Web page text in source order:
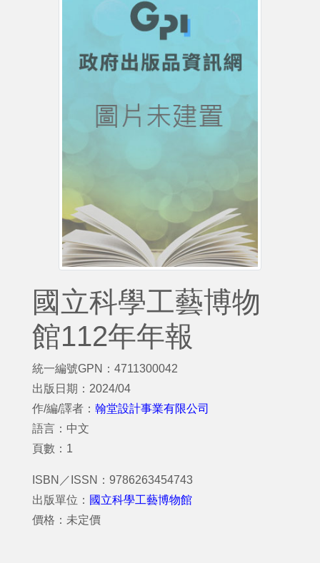
國立科學工藝博物
館112年年報
統一編號GPN：4711300042
出版日期：2024/04
作/編/譯者： 翰堂設計事業有限公司
語言：中文
頁數：1
ISBN／ISSN：9786263454743
出版單位： 國立科學工藝博物館
價格：未定價